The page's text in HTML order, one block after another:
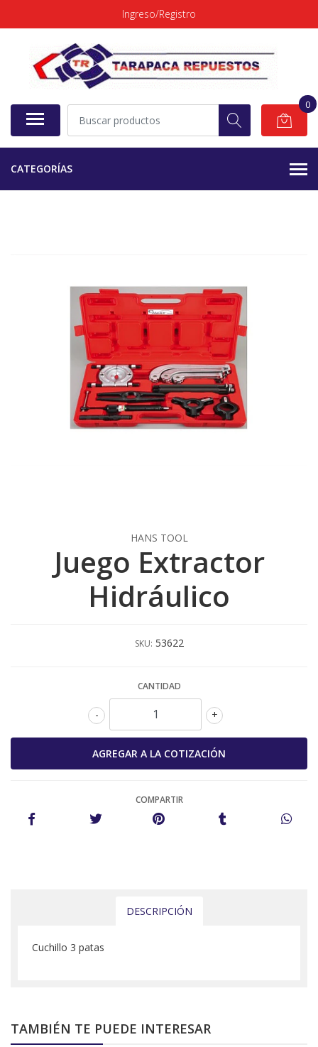
Ingreso/Registro
0
CATEGORÍAS
HANS TOOL
Juego Extractor
Hidráulico
SKU: 53622
CANTIDAD
+
-
COMPARTIR
DESCRIPCIÓN
Cuchillo 3 patas
TAMBIÉN TE PUEDE INTERESAR